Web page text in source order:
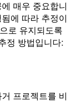
매우 중요합니
에 따라 추정이
로 유지되도록
정 방법입니다:
프로젝트를 비